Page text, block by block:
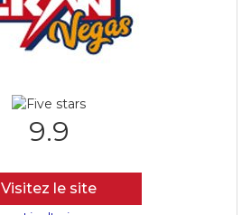
9.9
Visitez le site